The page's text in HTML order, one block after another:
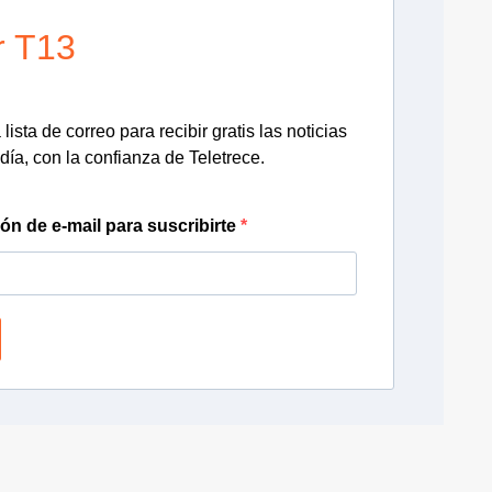
T13
de correo para recibir gratis las noticias
con la confianza de Teletrece.
de e-mail para suscribirte